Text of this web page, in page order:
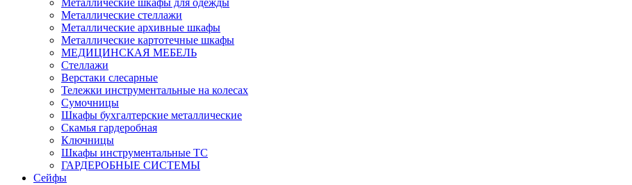
Металлические шкафы для одежды
Металлические стеллажи
Металлические архивные шкафы
Металлические картотечные шкафы
МЕДИЦИНСКАЯ МЕБЕЛЬ
Стеллажи
Верстаки слесарные
Тележки инструментальные на колесах
Сумочницы
Шкафы бухгалтерские металлические
Скамья гардеробная
Ключницы
Шкафы инструментальные ТС
ГАРДЕРОБНЫЕ СИСТЕМЫ
Сейфы